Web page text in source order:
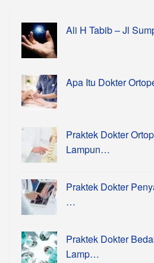
Ali H Tabib – Jl
Apa Itu Dokter
Praktek Dokter
Lampun…
Praktek Dokter
…
Praktek Dokter
Lamp…